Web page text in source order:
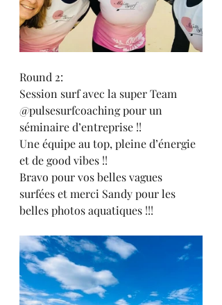
Round 2:
Session surf avec la super Team
@pulsesurfcoaching pour un
séminaire d’entreprise !!
Une équipe au top, pleine d’énergie
et de good vibes !!
Bravo pour vos belles vagues
surfées et merci Sandy pour les
belles photos aquatiques !!!